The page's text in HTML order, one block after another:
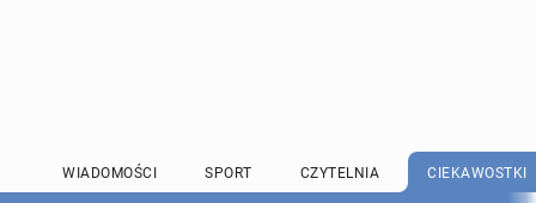
WIADOMOŚCI SPORT CZYTELNIA CIEKAWOSTKI